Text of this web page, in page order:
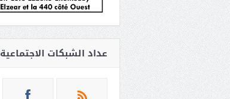
عداد الشبكات الاجتماعية